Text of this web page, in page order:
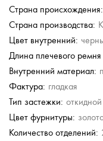
Страна происхождения:
Страна производства:
Цвет внутренний:
Длина плечевого
Внутренний материал:
Фактура: гладкая
Тип застежки:
Цвет фурнитуры:
Количество отделений: